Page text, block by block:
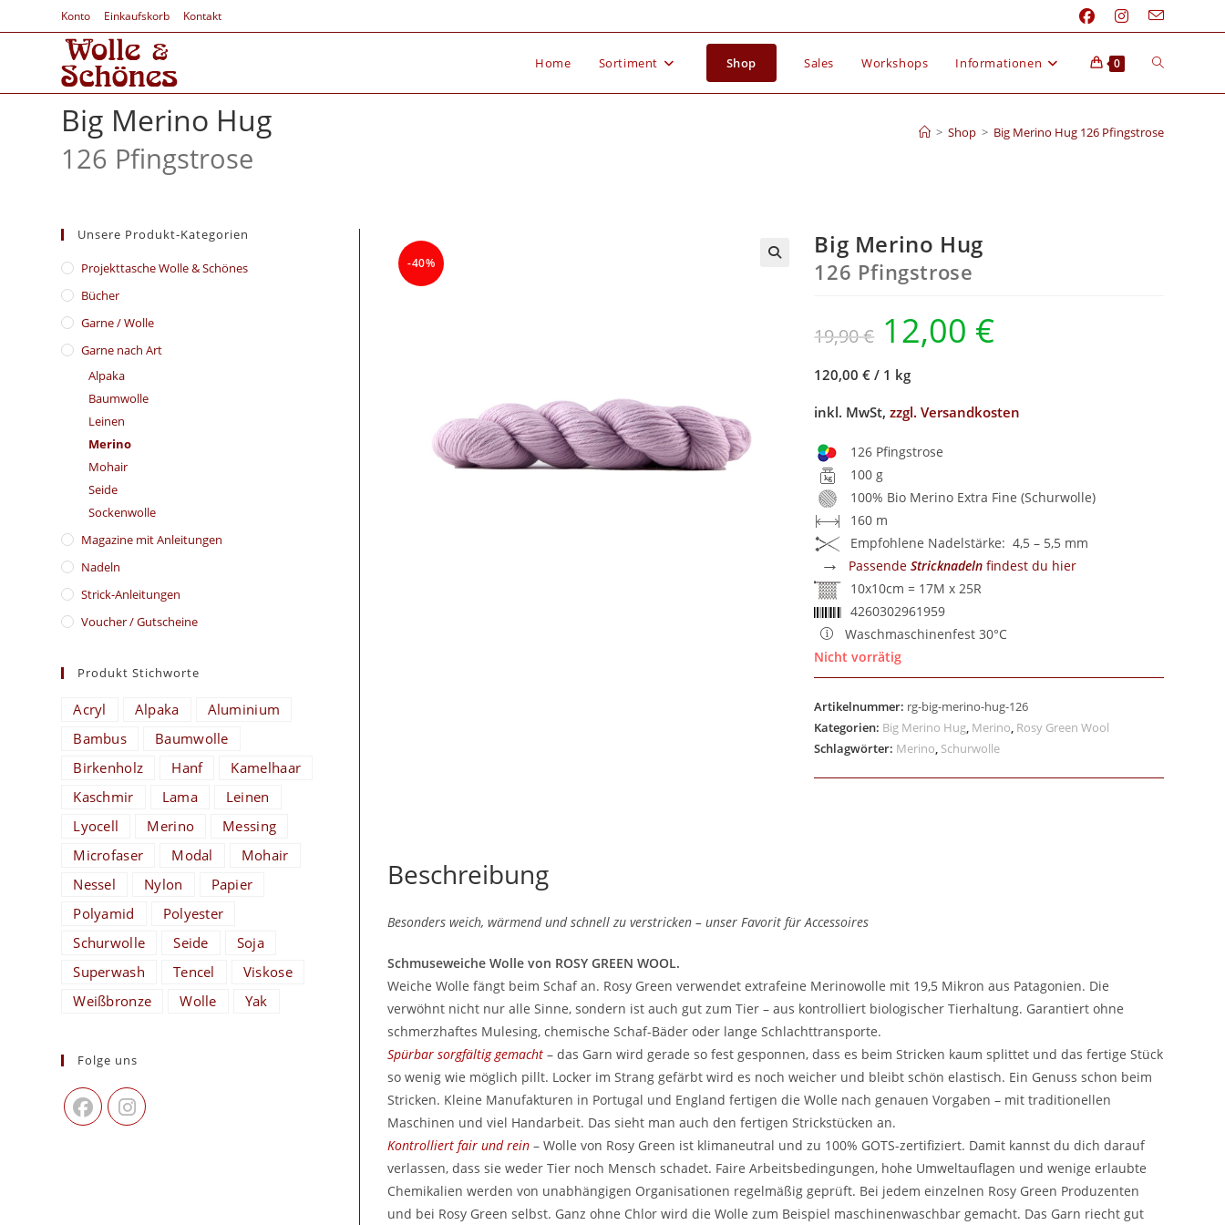
Konto Einkaufskorb Kontakt
Home Sortiment Shop Sales Workshops Informationen 0
Big Merino Hug
126 Pfingstrose
> Shop > Big Merino Hug 126 Pfingstrose
-40%
Big Merino Hug
126 Pfingstrose
19,90€ 12,00 €
120,00 € / 1 kg
inkl. MwSt,zzgl. Versandkosten
126 Pfingstrose
100 g
100% Bio Merino Extra Fine (Schurwolle)
160 m
Empfohlene Nadelstärke: 4,5 – 5,5 mm
→ PassendeStricknadeln findest du hier
10x10cm = 17M x 25R
4260302961959
Waschmaschinenfest 30°C
Nicht vorrätig
Artikelnummer: rg-big-merino-hug-126
Kategorien: Big Merino Hug, Merino, Rosy Green Wool
Schlagwörter: Merino, Schurwolle
Beschreibung
Besonders weich, wärmend und schnell zu verstricken – unser Favorit für Accessoires
Schmuseweiche Wolle von ROSY GREEN WOOL.
Weiche Wolle fängt beim Schaf an. Rosy Green verwendet extrafeine Merinowolle mit 19,5 Mikron aus Patagonien. Die
verwöhnt nicht nur alle Sinne, sondern ist auch gut zum Tier – aus kontrolliert biologischer Tierhaltung. Garantiert ohne
schmerzhaftes Mulesing, chemische Schaf-Bäder oder lange Schlachttransporte.
Spürbar sorgfältig gemacht– das Garn wird gerade so fest gesponnen, dass es beim Stricken kaum splittet und das fertige Stück
so wenig wie möglich pillt. Locker im Strang gefärbt wird es noch weicher und bleibt schön elastisch. Ein Genuss schon beim
Stricken. Kleine Manufakturen in Portugal und England fertigen die Wolle nach genauen Vorgaben – mit traditionellen
Maschinen und viel Handarbeit. Das sieht man auch den fertigen Strickstücken an.
Kontrolliert fair und rein– Wolle von Rosy Green ist klimaneutral und zu 100% GOTS-zertifiziert. Damit kannst du dich darauf
verlassen, dass sie weder Tier noch Mensch schadet. Faire Arbeitsbedingungen, hohe Umweltauflagen und wenige erlaubte
Chemikalien werden von unabhängigen Organisationen regelmäßig geprüft. Bei jedem einzelnen Rosy Green Produzenten
und bei Rosy Green selbst. Ganz ohne Chlor wird die Wolle zum Beispiel maschinenwaschbar gemacht. Das Garn riecht gut
Unsere Produkt-Kategorien
​Projekttasche Wolle & Schönes
Bücher
Garne / Wolle
Garne nach Art
Alpaka
Baumwolle
Leinen
Merino
Mohair
Seide
Sockenwolle
Magazine mit Anleitungen
Nadeln
Strick-Anleitungen
Voucher / Gutscheine
Produkt Stichworte
Acryl Alpaka
Aluminium
Bambus
Baumwolle
Birkenholz
Hanf
Kamelhaar
Kaschmir
Lama
Leinen
Lyocell
Merino
Messing
Microfaser
Modal
Mohair
Nessel
Nylon
Papier
Polyamid
Polyester
Schurwolle
Seide
Soja
Superwash
Tencel
Viskose
Weißbronze
Wolle Yak
Folge uns